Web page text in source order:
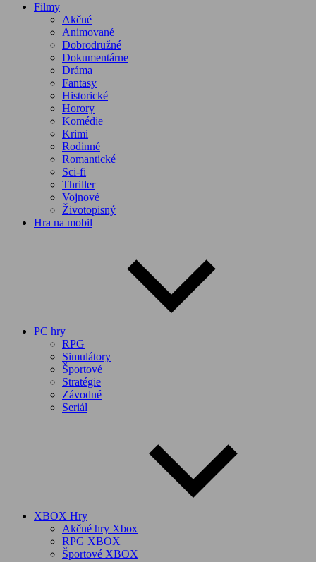
Filmy
Akčné
Animované
Dobrodružné
Dokumentárne
Dráma
Fantasy
Historické
Horory
Komédie
Krimi
Rodinné
Romantické
Sci-fi
Thriller
Vojnové
Životopisný
Hra na mobil
PC hry
RPG
Simulátory
Športové
Stratégie
Závodné
Seriál
XBOX Hry
Akčné hry Xbox
RPG XBOX
Športové XBOX